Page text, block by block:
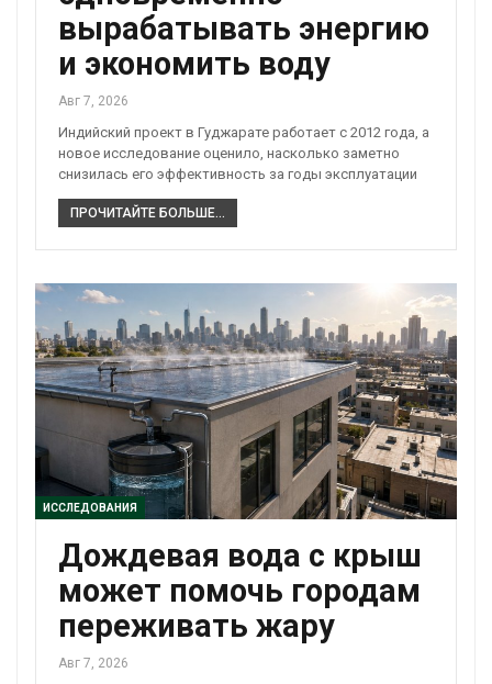
вырабатывать энергию
и экономить воду
Авг 7, 2026
Индийский проект в Гуджарате работает с 2012 года, а
новое исследование оценило, насколько заметно
снизилась его эффективность за годы эксплуатации
ПРОЧИТАЙТЕ БОЛЬШЕ...
ИССЛЕДОВАНИЯ
Дождевая вода с крыш
может помочь городам
переживать жару
Авг 7, 2026